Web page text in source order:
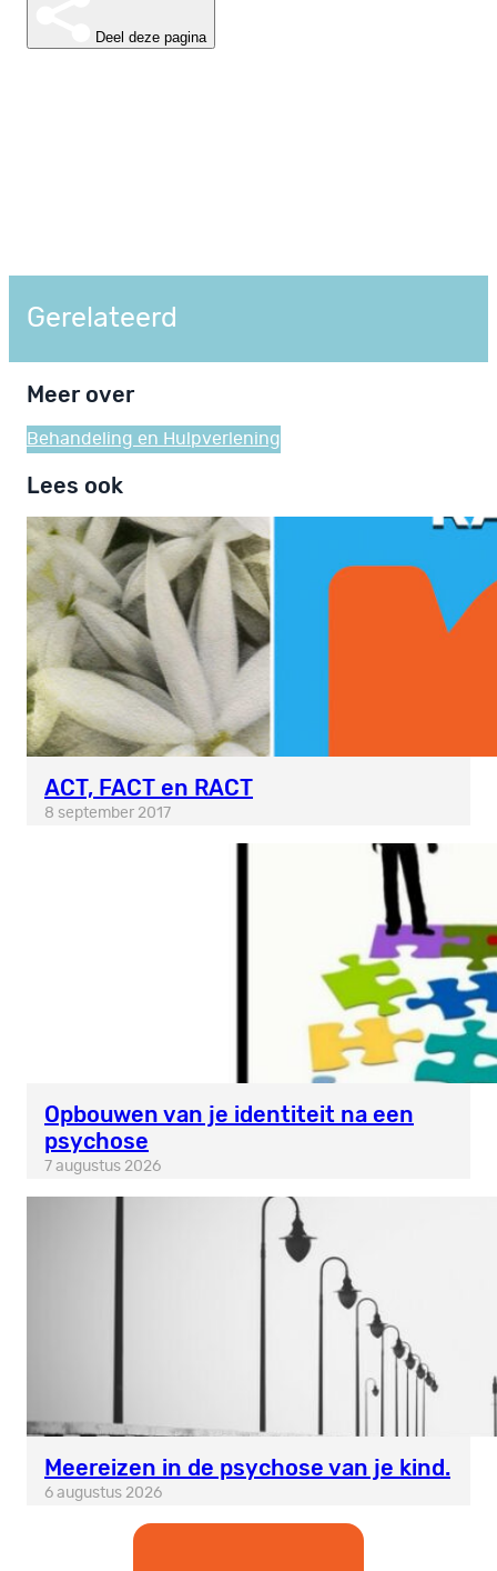
Deel deze pagina
Gerelateerd
Meer over
Behandeling en Hulpverlening
Lees ook
ACT, FACT en RACT
8 september 2017
Opbouwen van je identiteit na een
psychose
7 augustus 2026
Meereizen in de psychose van je kind.
6 augustus 2026